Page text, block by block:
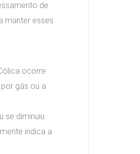
de
manter esses
ocorre
gás ou a
se diminuiu
indica a